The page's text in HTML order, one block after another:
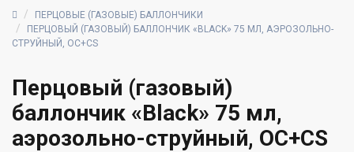
ПЕРЦОВЫЕ (ГАЗОВЫЕ) БАЛЛОНЧИКИ
ПЕРЦОВЫЙ (ГАЗОВЫЙ) БАЛЛОНЧИК «BLACK» 75 МЛ, АЭРОЗОЛЬНО-
СТРУЙНЫЙ, ОC+CS
Перцовый (газовый)
баллончик «Black» 75 мл,
аэрозольно-струйный, ОC+CS